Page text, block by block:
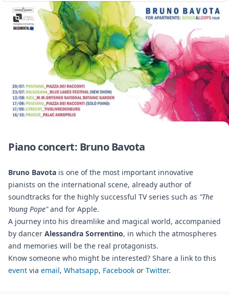
Piano concert: Bruno Bavota
Bruno Bavota is one of the most important innovative
pianists on the international scene, already author of
soundtracks for the highly successful TV series such as "The
Young Pope"and for Apple.
A journey into his dreamlike and magical world, accompanied
by dancer Alessandra Sorrentino, in which the atmospheres
and memories will be the real protagonists.
Know someone who might be interested? Share a link to this
event via email, Whatsapp, Facebook or Twitter.